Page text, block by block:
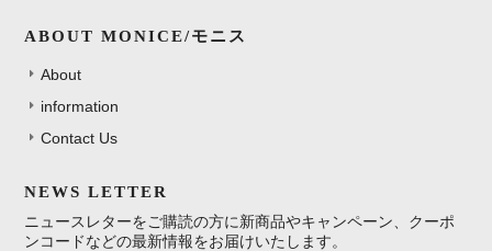
ABOUT MONICE/モニス
About
information
Contact Us
NEWS LETTER
ニュースレターをご購読の方に新商品やキャンペーン、クーポ
ンコードなどの最新情報をお届けいたします。